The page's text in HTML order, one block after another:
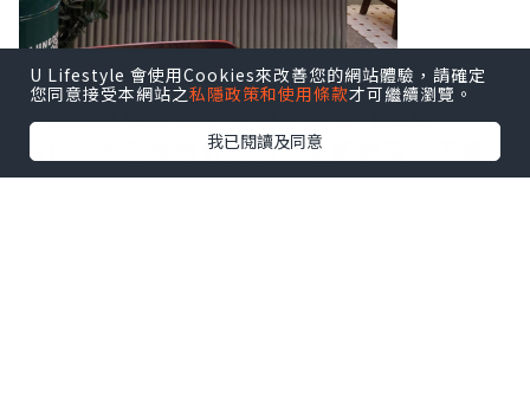
難得疫情舒緩，可以同朋友出嚟飲下茶，
今晚就揀咗喺灣仔新開分店嘅【龍點
心】。全日有得飲茶都唔係新鮮事，不過
見到佢哋裝修走懷舊復古風格，再配合一
U Lifestyle 會使用Cookies來改善您的網站體驗，請確定
您同意接受本網站之私隱政策和使用條款才可繼續瀏覽。
我已閱讀及同意